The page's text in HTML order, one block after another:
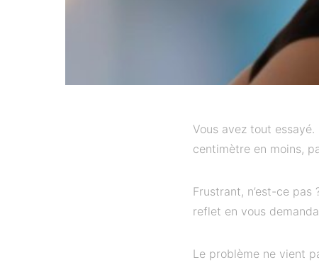
Vous avez tout
centimètre en moins,
Frustrant, n’est-ce
reflet en vous
Le problème ne vient